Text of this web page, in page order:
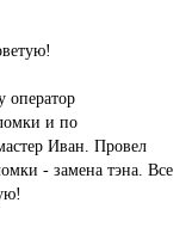
оператор
и по
Иван. Провел
- замена тэна. Все